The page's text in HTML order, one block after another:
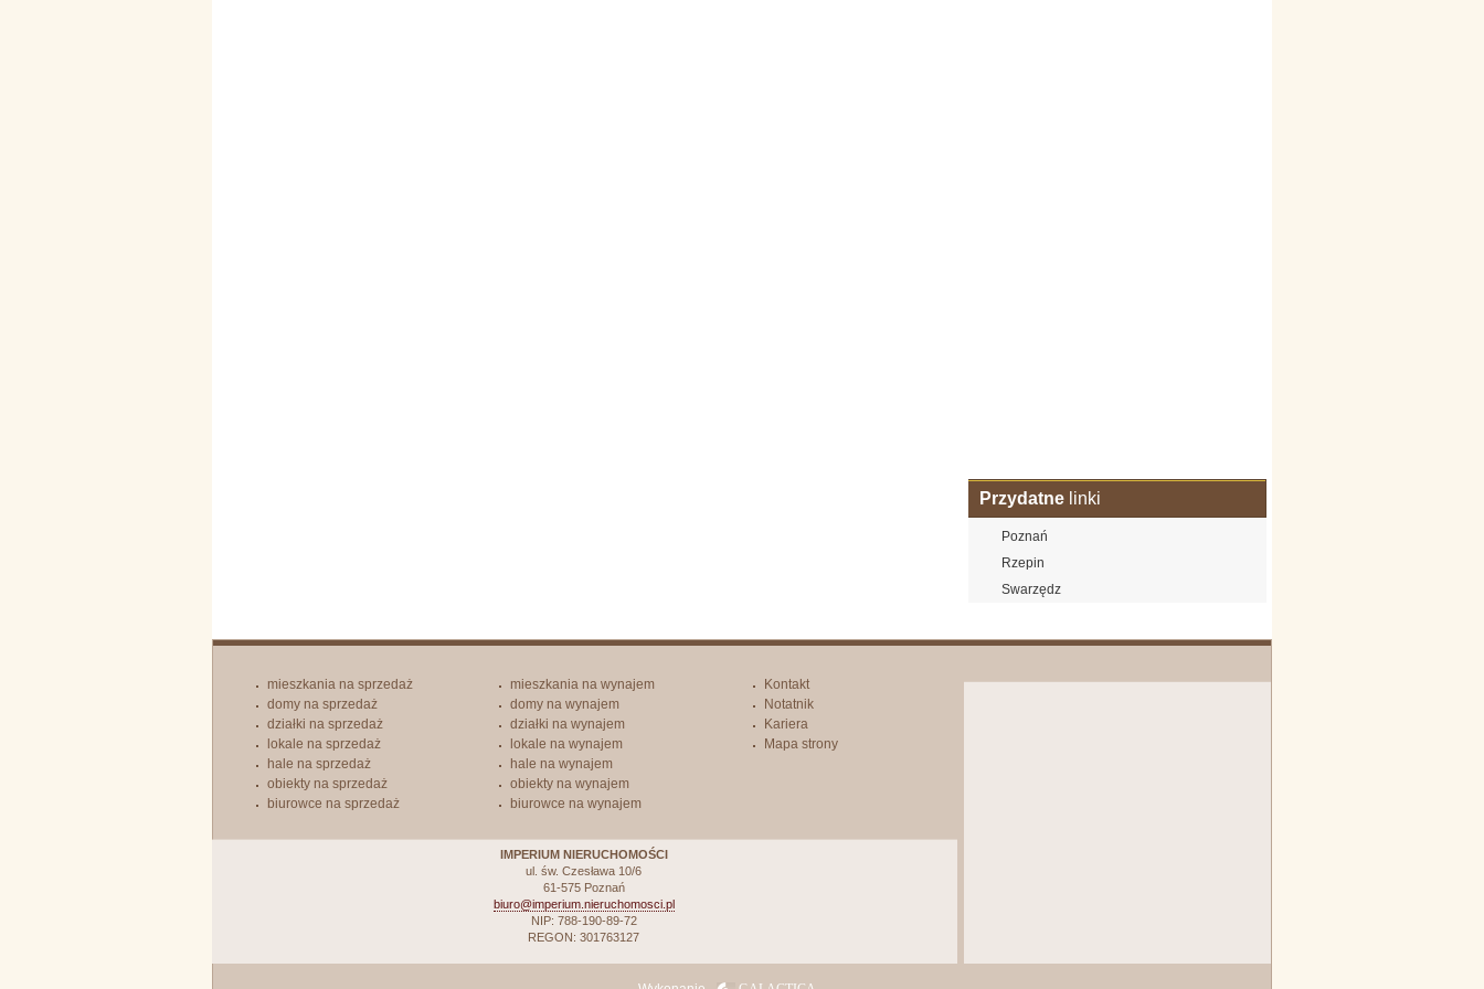
Przydatne linki
Poznań
Rzepin
Swarzędz
mieszkania na sprzedaż
domy na sprzedaż
działki na sprzedaż
lokale na sprzedaż
hale na sprzedaż
obiekty na sprzedaż
biurowce na sprzedaż
mieszkania na wynajem
domy na wynajem
działki na wynajem
lokale na wynajem
hale na wynajem
obiekty na wynajem
biurowce na wynajem
Kontakt
Notatnik
Kariera
Mapa strony
IMPERIUM NIERUCHOMOŚCI
ul. św. Czesława 10/6
61-575 Poznań
biuro@imperium.nieruchomosci.pl
NIP: 788-190-89-72
REGON: 301763127